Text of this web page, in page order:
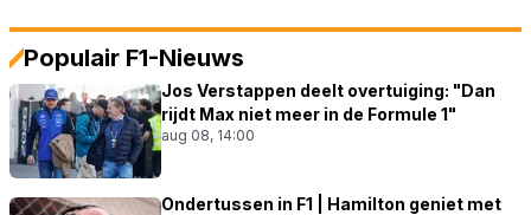
Populair F1-Nieuws
Jos Verstappen deelt overtuiging: "Dan
rijdt Max niet meer in de Formule 1"
aug 08, 14:00
Ondertussen in F1 | Hamilton geniet met